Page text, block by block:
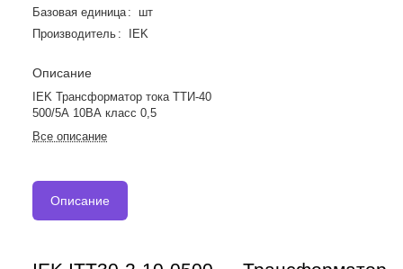
Базовая единица :
шт
Производитель : IEK
Описание
IEK Трансформатор тока ТТИ-40
500/5А 10ВА класс 0,5
Все описание
Описание